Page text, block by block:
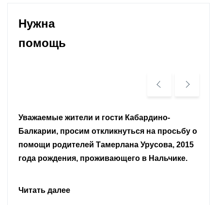
Нужна
помощь
Уважаемые земляки и все неравнодушные
граждане.
Читать далее